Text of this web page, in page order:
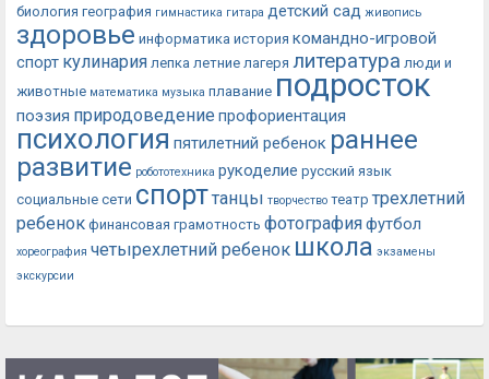
биология география гимнастика гитара детский сад живопись
здоровье информатика история командно-игровой
спорт кулинария лепка летние лагеря литература люди и
животные математика музыка плавание подросток
поэзия природоведениепрофориентация
психология пятилетний ребенок раннее
развитие робототехника рукоделие русский язык
социальные сети спорттанцы творчество театр трехлетний
ребенок финансовая грамотность фотографияфутбол
хореография четырехлетний ребенок школа экзамены
экскурсии